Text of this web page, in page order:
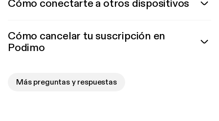
Cómo conectarte a otros dispositivos
Cómo cancelar tu suscripción en
Podimo
Más preguntas y respuestas